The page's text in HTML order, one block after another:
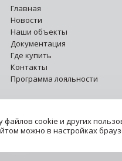
Главная
Новости
Наши объекты
Документация
Где купить
Контакты
Программа лояльности
cookie и других
можно в настройках